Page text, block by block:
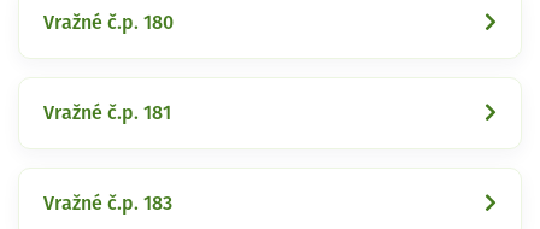
Vražné č.p. 180
Vražné č.p. 181
Vražné č.p. 183